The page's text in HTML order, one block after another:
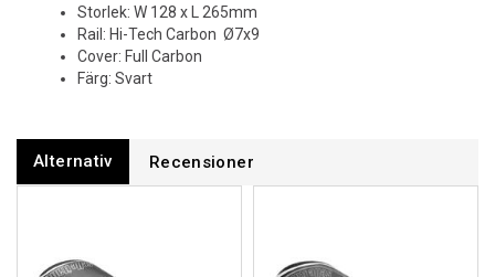
Storlek: W 128 x L 265mm
Rail: Hi-Tech Carbon Ø7x9
Cover: Full Carbon
Färg: Svart
Alternativ Recensioner